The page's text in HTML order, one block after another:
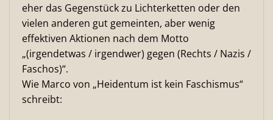
eher das Gegenstück zu Lichterketten oder den
vielen anderen gut gemeinten, aber wenig
effektiven Aktionen nach dem Motto
„(irgendetwas / irgendwer) gegen (Rechts / Nazis /
Faschos)“.
Wie Marco von „Heidentum ist kein Faschismus“
schreibt: